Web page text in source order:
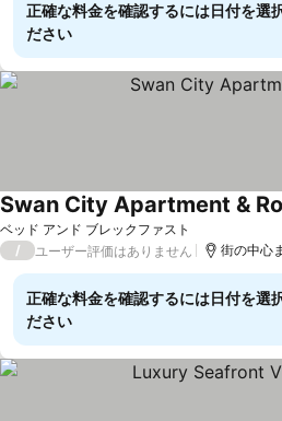
正確な料金を確認するには日付を選
ださい
ベッド アンド ブレックファスト
Swan City Apartment &
/ ユーザー評価はありません 街の中心
正確な料金を確認するには日付を選
ださい